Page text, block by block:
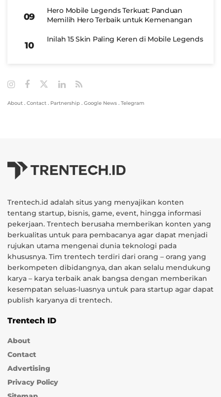
Hero Mobile Legends Terkuat: Panduan
Memilih Hero Terbaik untuk Kemenangan
Inilah 15 Skin Paling Keren di Mobile Legends
About . Contact . Partnership . Google News . Telegram
Trentech.id adalah situs yang menyajikan konten
tentang startup, bisnis, game, event, hingga informasi
pekerjaan. Trentech berusaha memberikan konten yang
berkualitas untuk para pembacanya agar dapat menjadi
rujukan utama mengenai dunia teknologi pada
khususnya. Tim trentech terdiri dari orang – orang yang
berkompeten dibidangnya, dan akan selalu mendukung
karya – karya terbaik anak bangsa dengan memberikan
kesempatan seluas-luasnya untuk para startup agar dapat
publish karyanya di trentech.
Trentech ID
About
Contact
Advertising
Privacy Policy